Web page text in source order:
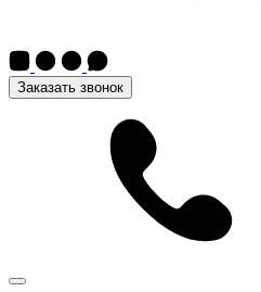
Заказать звонок